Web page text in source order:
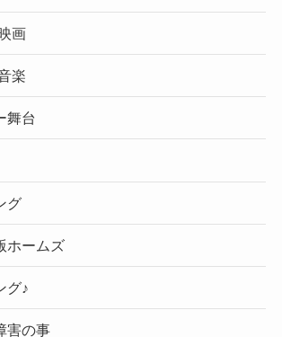
画
楽
舞台
グ
ホームズ
グ♪
害の事